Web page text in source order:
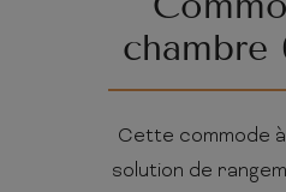
Cette commode
solution de